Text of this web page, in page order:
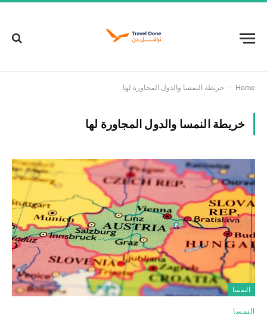
Home
- خريطة النمسا والدول المجاورة لها
خريطة النمسا والدول المجاورة لها
النمسا
النمسا